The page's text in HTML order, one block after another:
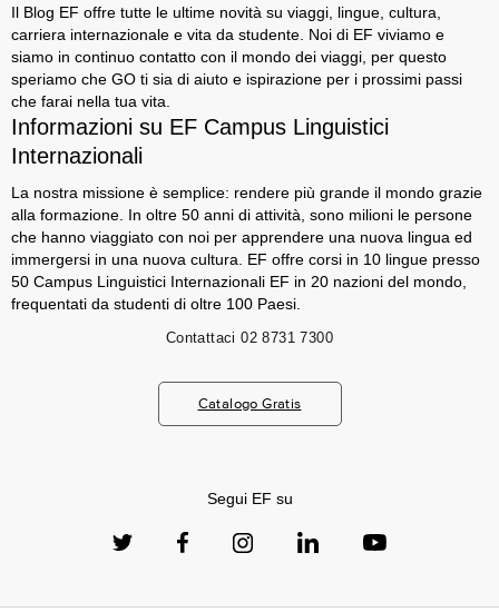
Il Blog EF offre tutte le ultime novità su viaggi, lingue, cultura,
carriera internazionale e vita da studente. Noi di EF viviamo e
siamo in continuo contatto con il mondo dei viaggi, per questo
speriamo che GO ti sia di aiuto e ispirazione per i prossimi passi
che farai nella tua vita.
Informazioni su EF Campus Linguistici
Internazionali
La nostra missione è semplice: rendere più grande il mondo grazie
alla formazione. In oltre 50 anni di attività, sono milioni le persone
che hanno viaggiato con noi per apprendere una nuova lingua ed
immergersi in una nuova cultura. EF offre corsi in 10 lingue presso
50 Campus Linguistici Internazionali EF in 20 nazioni del mondo,
frequentati da studenti di oltre 100 Paesi.
Contattaci 02 8731 7300
Catalogo Gratis
Segui EF su